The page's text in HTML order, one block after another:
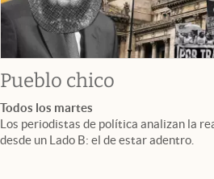
Pueblo chico
Todos los martes
Los periodistas de política analizan la
desde un Lado B: el de estar adentro.